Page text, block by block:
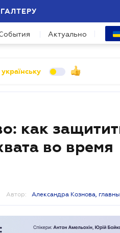
Актуально
как
во время
Автор: Александра Кознова,